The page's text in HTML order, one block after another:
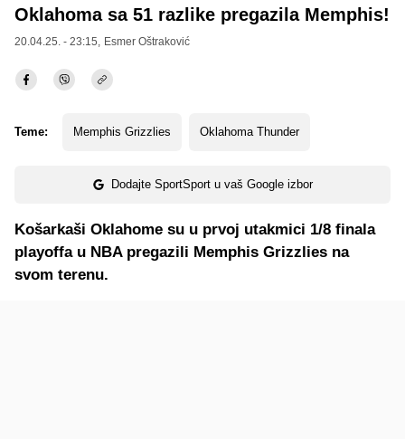
Oklahoma sa 51 razlike pregazila Memphis!
20.04.25. - 23:15, Esmer Oštraković
Teme: Memphis Grizzlies Oklahoma Thunder
Dodajte SportSport u vaš Google izbor
Košarkaši Oklahome su u prvoj utakmici 1/8 finala
playoffa u NBA pregazili Memphis Grizzlies na
svom terenu.